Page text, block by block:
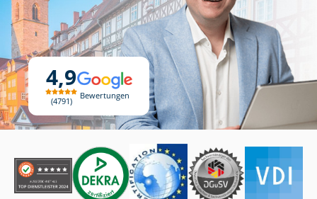
4,9
4791
Bewertungen